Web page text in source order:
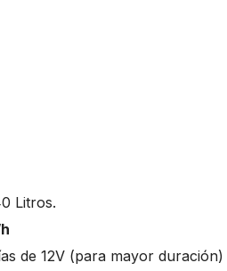
Litros.
de 12V (para mayor duración)